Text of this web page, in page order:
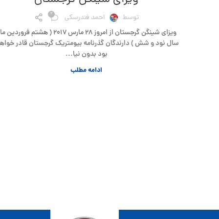
توسط احمد فندرسکی 2
ویزای شینگن گرجستان از امروز ۲۸ مارس ۲۰۱۷ ( هشتم
سال نود و شش ) دارندگان گذرنامه بیومتریک گرجستان قادر
بود بدون نیا...
ادامه مطلب